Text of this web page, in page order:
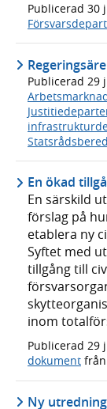
Publicerad 30
Publicerad 29
En ökad
En särskild
förslag på
etablera ny
Syftet med
tillgång till
inom
Publicerad 29
dokument från
Ny